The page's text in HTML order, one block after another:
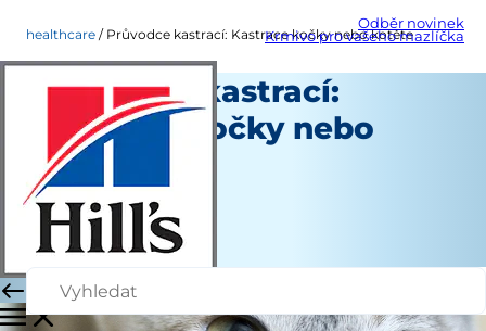
Odběr novinek
Krmivo pro vašeho mazlíčka
healthcare Průvodce kastrací: Kastrace kočky nebo kotěte
Průvodce kastrací:
Kastrace kočky nebo
kotěte
Péče o zdraví
Autoři
|